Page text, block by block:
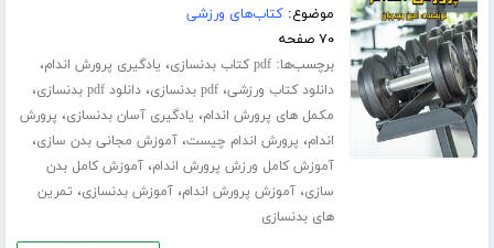
موضوع:کتاب‌های ورزشی
۷۰ صفحه
برچسب‌ها:pdf کتاب بدنسازی ، یادگیری پرورش اندام،
دانلود کتاب ورزشی،pdf بدنسازی ،دانلود pdf بدنسازی ،
مکمل های پرورش اندام، یادگیری آسان بدنسازی، پرورش
اندام، پرورش اندام چیست،آموزش مجانی بدن سازی،
آموزش کامل ورزش پرورش اندام،آموزش کامل بدن
سازی،آموزش پرورش اندام،آموزش بدنسازی، تمرین
های بدنسازی